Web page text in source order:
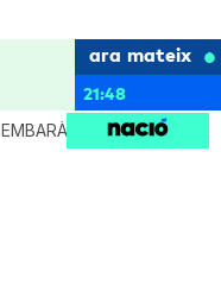
ara mateix
21:48
EMBARÀS CRIANÇA